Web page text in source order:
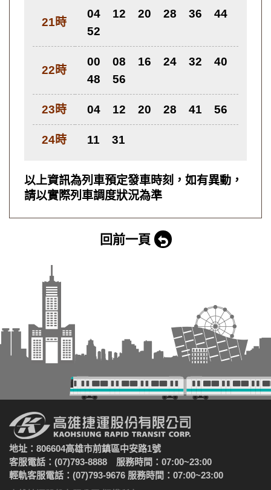
21時
04 12 20 28 36
44
52
22時
00 08 16 24 32
40
48
56
23時 04 12 20 28 41 56
24時 11 31
以上資訊為列車預定發車時刻，如有異動，
請以實際列車調度狀況為準
回前一頁
地址：806604高雄市前鎮區中安路1號
客服電話：(07)793-8888 服務時間：07:00~23:00
輕軌客服電話：(07)793-9676 服務時間：07:00~23:00